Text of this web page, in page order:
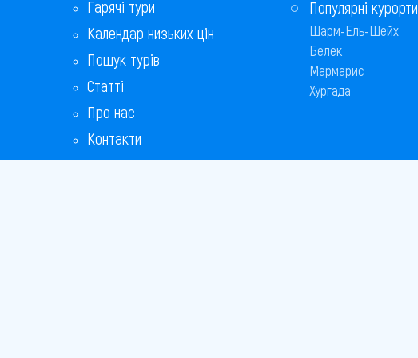
Гарячі тури
Календар низьких цін
Пошук турів
Статті
Про нас
Контакти
Бонусна програма
Популярні курорти
Шарм-Ель-Шейх
Белек
Мармарис
Хургада